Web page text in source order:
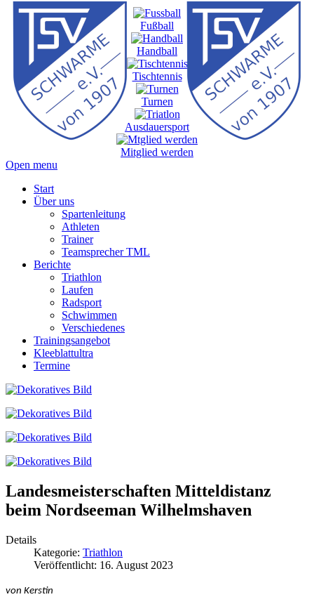
Fußball
Handball
Tischtennis
Turnen
Ausdauersport
Mitglied werden
Open menu
Start
Über uns
Spartenleitung
Athleten
Trainer
Teamsprecher TML
Berichte
Triathlon
Laufen
Radsport
Schwimmen
Verschiedenes
Trainingsangebot
Kleeblattultra
Termine
Landesmeisterschaften Mitteldistanz
beim Nordseeman Wilhelmshaven
Details
Kategorie: Triathlon
Veröffentlicht: 16. August 2023
von Kerstin